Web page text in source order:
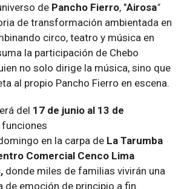
de Pancho Fierro, "Airosa"
de transformación ambientada en
circo, teatro y música en
la participación de Chebo
no solo dirige la música, sino que
al propio Pancho Fierro en escena.
del 1 7 de junio al 13 de
funciones
en la carpa de La Tarumba
Comercial Cenco Lima
, donde miles de familias vivirán una
de emoción de principio a fin.